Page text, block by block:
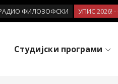
ФИЛОЗОФСКИ УПИС 2026!
Студијски програми